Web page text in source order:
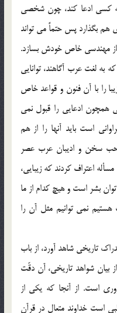
كسي ادعا كند، چون شخصي
هم بگذارد پس حتماً مي تواند
مهندسي خاص خودش بسازد.
به لغت عرب آگاهند، توانايي
را با آن فنون و قواعد خاص
همچون ادعايي را قبول نمي
است بايد آنها را از هم
سخن و اديبان عرب عصر
اعتراف كردند كه زيبايي،
بشر است و هيچ كدام از ما
نمي توانيم مثل آن را
تاريخي شاهد آورد، از باب
بيان شواهد تاريخي، آن دقّت
است. از آنجا كه يكي از
است خداوند متعال در قرآن